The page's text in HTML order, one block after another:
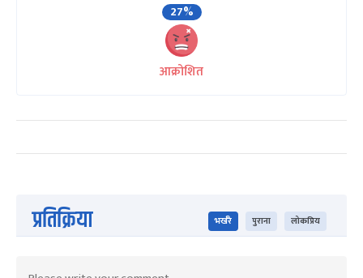
27%
आक्रोशित
प्रतिक्रिया भर्खरै पुराना लोकप्रिय